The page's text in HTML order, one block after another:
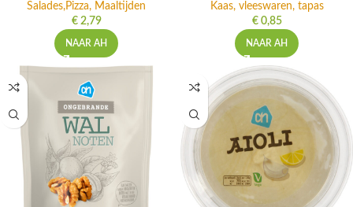
Salades,Pizza, Maaltijden
€2,79
NAAR AH
Kaas, vleeswaren, tapas
€0,85
NAAR AH